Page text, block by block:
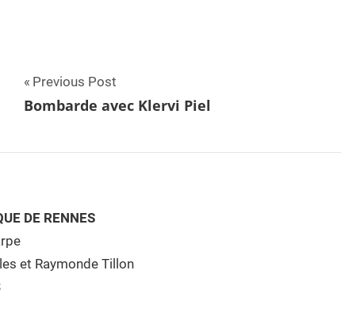
Navigation
de
l’article
Previous Post
Bombarde avec Klervi Piel
DE RENNES
et Raymonde Tillon